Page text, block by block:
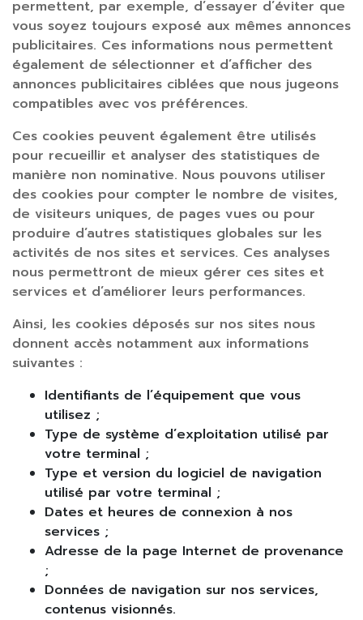
permettent, par exemple, d’essayer d’éviter que
vous soyez toujours exposé aux mêmes annonces
publicitaires. Ces informations nous permettent
également de sélectionner et d’afficher des
annonces publicitaires ciblées que nous jugeons
compatibles avec vos préférences.
Ces cookies peuvent également être utilisés
pour recueillir et analyser des statistiques de
manière non nominative. Nous pouvons utiliser
des cookies pour compter le nombre de visites,
de visiteurs uniques, de pages vues ou pour
produire d’autres statistiques globales sur les
activités de nos sites et services. Ces analyses
nous permettront de mieux gérer ces sites et
services et d’améliorer leurs performances.
Ainsi, les cookies déposés sur nos sites nous
donnent accès notamment aux informations
suivantes :
Identifiants de l’équipement que vous
utilisez ;
Type de système d’exploitation utilisé par
votre terminal ;
Type et version du logiciel de navigation
utilisé par votre terminal ;
Dates et heures de connexion à nos
services ;
Adresse de la page Internet de provenance
;
Données de navigation sur nos services,
contenus visionnés.